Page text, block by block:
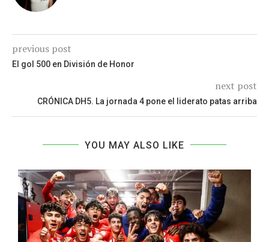
previous post
El gol 500 en División de Honor
next post
CRÓNICA DH5. La jornada 4 pone el liderato patas arriba
YOU MAY ALSO LIKE